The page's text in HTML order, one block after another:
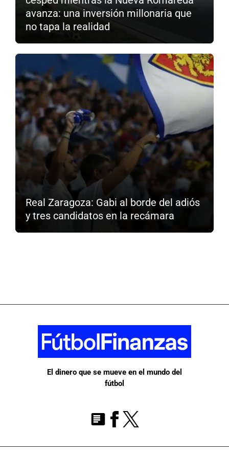
avanza: una inversión millonaria que
no tapa la realidad
Real Zaragoza: Gabi al borde del adiós
y tres candidatos en la recámara
El dinero que se mueve en el mundo del
fútbol